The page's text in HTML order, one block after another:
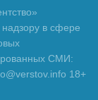
в сфере
СМИ:
18+